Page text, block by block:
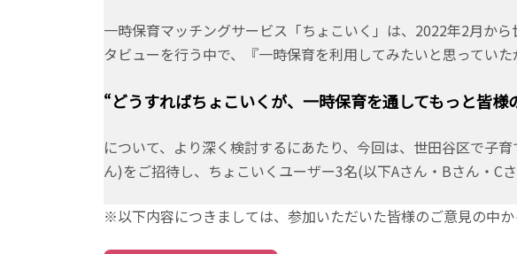
一時保育マッチングサービス「ちょこいく」は、2022年2月か
タビューを行う中で、『一時保育を利用してみたいと思ってい
“どうすればちょこいくが、一時保育を通してもっと皆様
について、より深く検討するにあたり、今回は、世田谷区で子
ん)をご招待し、ちょこいくユーザー3名(以下Aさん・Bさん・C
※以下内容につきましては、参加いただいた皆様のご意見の中か